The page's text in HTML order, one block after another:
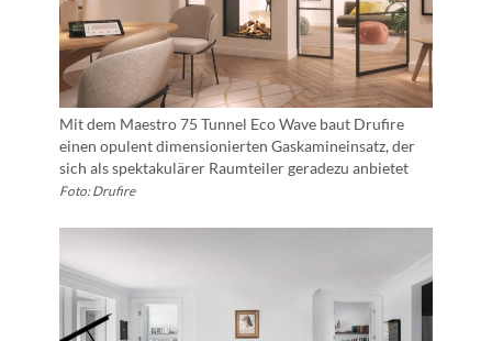
Mit dem Maestro 75 Tunnel Eco Wave baut Drufire
einen opulent dimensionierten Gaskamineinsatz, der
sich als spektakulärer Raumteiler geradezu anbietet
Foto: Drufire